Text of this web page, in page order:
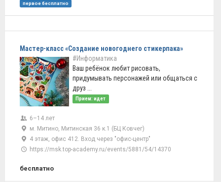
первое бесплатно
Мастер-класс «Создание новогоднего стикерпака»
#Информатика
Ваш ребёнок любит рисовать,
придумывать персонажей или общаться с
друз ...
Прием: идет
6–14 лет
м. Митино, Митинская 36 к.1 (БЦ Ковчег)
4 этаж, офис 412. Вход через "офис-центр"
https://msk.top-academy.ru/events/5881/54/14370
бесплатно